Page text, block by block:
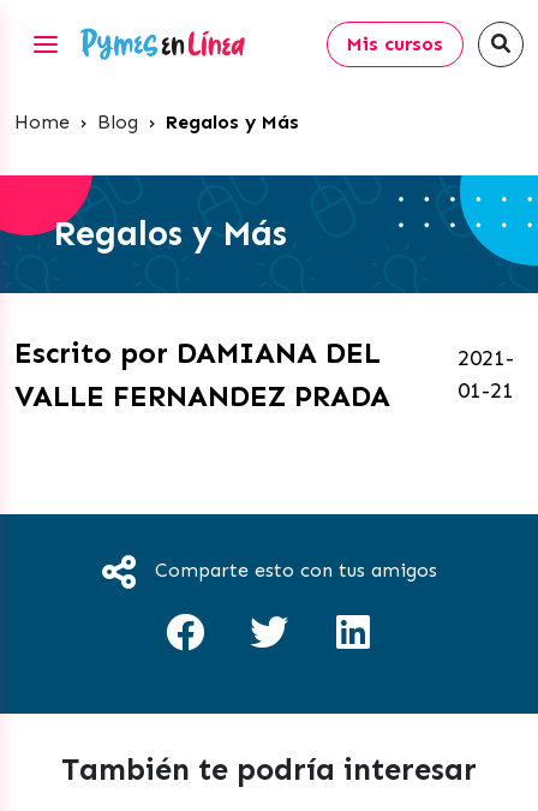
Mis cursos
Home › Blog › Regalos y Más
Regalos y Más
Escrito por DAMIANA DEL
VALLE FERNANDEZ PRADA
2021-
01-21
Comparte esto con tus amigos
También te podría interesar